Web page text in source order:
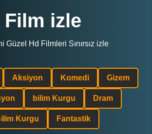
Film izle
Güzel Hd Filmleri Sınırsız izle
Aksiyon Komedi Gizem
bilim Kurgu Dram
Kurgu Fantastik